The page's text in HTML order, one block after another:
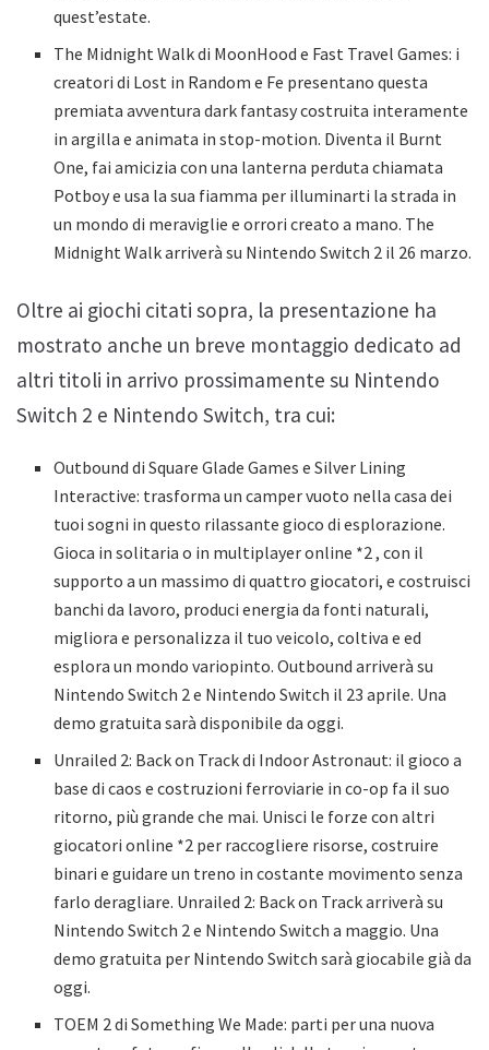
quest’estate.
The Midnight Walk di MoonHood e Fast Travel Games: i
creatori di Lost in Random e Fe presentano questa
premiata avventura dark fantasy costruita interamente
in argilla e animata in stop-motion. Diventa il Burnt
One, fai amicizia con una lanterna perduta chiamata
Potboy e usa la sua fiamma per illuminarti la strada in
un mondo di meraviglie e orrori creato a mano. The
Midnight Walk arriverà su Nintendo Switch 2 il 26 marzo.
Oltre ai giochi citati sopra, la presentazione ha
mostrato anche un breve montaggio dedicato ad
altri titoli in arrivo prossimamente su Nintendo
Switch 2 e Nintendo Switch, tra cui:
Outbound di Square Glade Games e Silver Lining
Interactive: trasforma un camper vuoto nella casa dei
tuoi sogni in questo rilassante gioco di esplorazione.
Gioca in solitaria o in multiplayer online *2 , con il
supporto a un massimo di quattro giocatori, e costruisci
banchi da lavoro, produci energia da fonti naturali,
migliora e personalizza il tuo veicolo, coltiva e ed
esplora un mondo variopinto. Outbound arriverà su
Nintendo Switch 2 e Nintendo Switch il 23 aprile. Una
demo gratuita sarà disponibile da oggi.
Unrailed 2: Back on Track di Indoor Astronaut: il gioco a
base di caos e costruzioni ferroviarie in co-op fa il suo
ritorno, più grande che mai. Unisci le forze con altri
giocatori online *2 per raccogliere risorse, costruire
binari e guidare un treno in costante movimento senza
farlo deragliare. Unrailed 2: Back on Track arriverà su
Nintendo Switch 2 e Nintendo Switch a maggio. Una
demo gratuita per Nintendo Switch sarà giocabile già da
oggi.
TOEM 2 di Something We Made: parti per una nuova